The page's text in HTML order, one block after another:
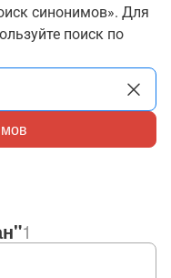
синонимов». Для
поиск по
1